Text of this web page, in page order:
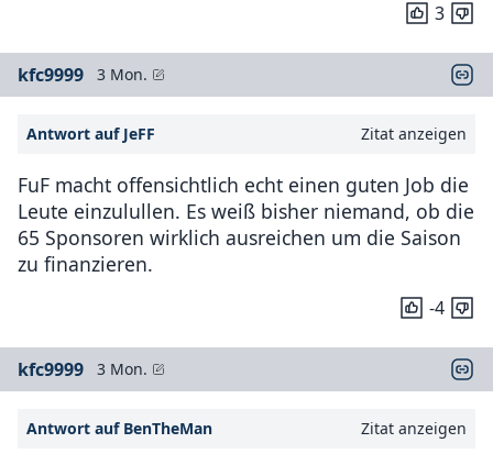
3
kfc9999 3 Mon.
Antwort auf JeFF Zitat anzeigen
FuF macht offensichtlich echt einen guten Job die
Leute einzulullen. Es weiß bisher niemand, ob die
65 Sponsoren wirklich ausreichen um die Saison
zu finanzieren.
-4
kfc9999 3 Mon.
Antwort auf BenTheMan Zitat anzeigen